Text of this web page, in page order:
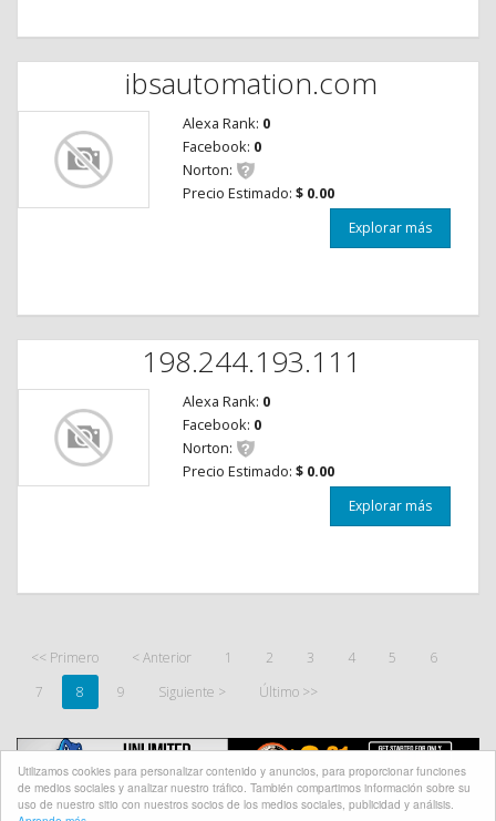
Utilizamos cookies para personalizar contenido y anuncios, para proporcionar funciones
de medios sociales y analizar nuestro tráfico. También compartimos información sobre su
uso de nuestro sitio con nuestros socios de los medios sociales, publicidad y análisis.
ibsautomation.com
Alexa Rank: 0
Facebook: 0
Norton:
Precio Estimado: $ 0.00
Explorar más
198.244.193.111
Alexa Rank: 0
Facebook: 0
Norton:
Precio Estimado: $ 0.00
Explorar más
<< Primero < Anterior 1 2 3 4 5
6
7
8 9 Siguiente > Último >>